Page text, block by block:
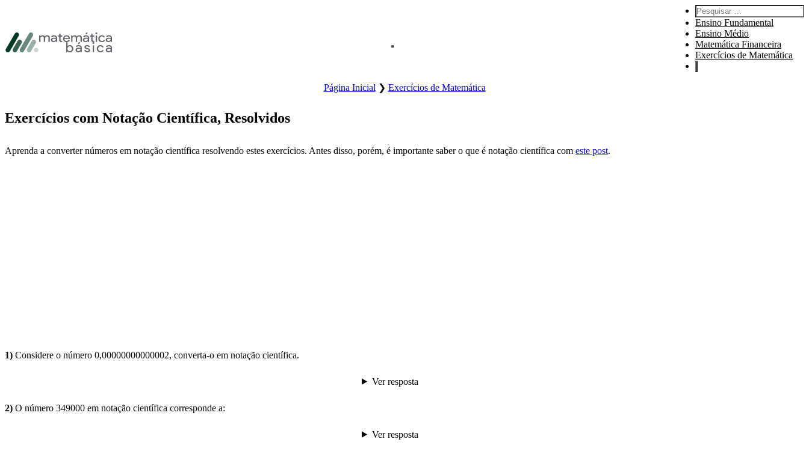
Pular Rodapé
Pesquisar por:
Ensino Fundamental
Ensino Médio
Matemática Financeira
Exercícios de Matemática
Página Inicial ❯ Exercícios de Matemática
Exercícios com Notação Científica, Resolvidos
Aprenda a converter números em notação científica resolvendo estes exercícios. Antes disso, porém, é importante saber o que é notação científica com este post.
1) Considere o número 0,00000000000002, converta-o em notação científica.
Ver resposta
2) O número 349000 em notação científica corresponde a:
Ver resposta